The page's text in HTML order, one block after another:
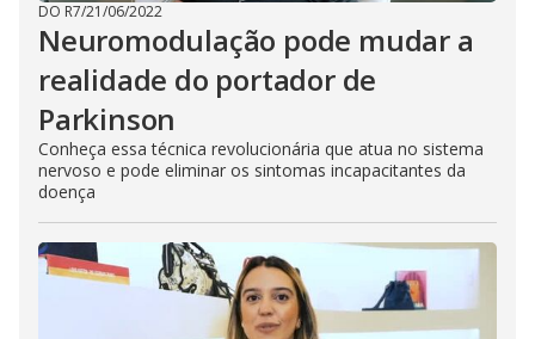
DO R7/21/06/2022
Neuromodulação pode mudar a
realidade do portador de
Parkinson
Conheça essa técnica revolucionária que atua no sistema
nervoso e pode eliminar os sintomas incapacitantes da
doença